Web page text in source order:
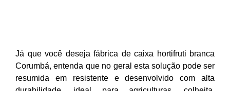
Já que você deseja fábrica de caixa hortifruti branca
Corumbá, entenda que no geral esta solução pode ser
resumida em resistente e desenvolvido com alta